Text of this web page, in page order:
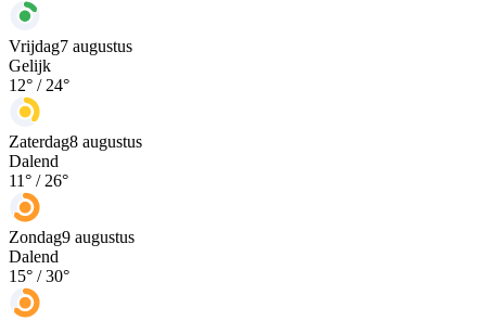
Vrijdag7 augustus
Gelijk
12° / 24°
Zaterdag8 augustus
Dalend
11° / 26°
Zondag9 augustus
Dalend
15° /30°